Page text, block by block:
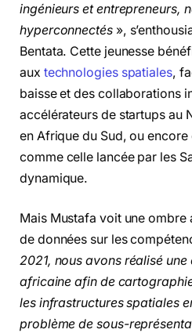
ingénieurs et entrepreneurs,
hyperconnectés »,
Bentata. Cette jeunesse
aux technologies spatiales,
baisse et des collaborations
accélérateurs de startups au
en Afrique du Sud, ou
comme celle lancée par les
dynamique.
Mais Mustafa voit une ombre
de données sur les
2021, nous avons réalisé une
africaine afin de
les infrastructures spatiales
problème de sous-